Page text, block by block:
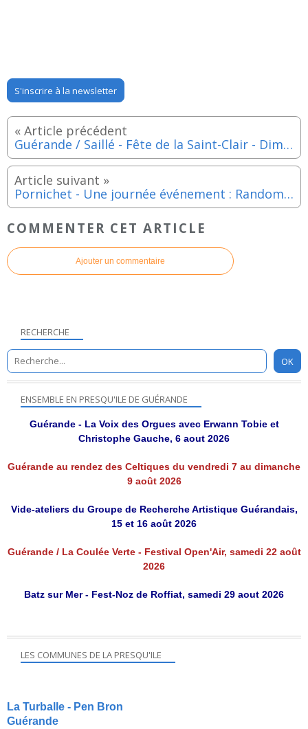
S'inscrire à la newsletter
Guérande / Saillé - Fête de la Saint-Clair - Dimanche 12 octobre 2025
Pornichet - Une journée événement : Randomania, dédiée à la découverte de la randonnée - Dimanche 12 octobre 2025
COMMENTER CET ARTICLE
Ajouter un commentaire
RECHERCHE
ENSEMBLE EN PRESQU'ILE DE GUÉRANDE
Guérande - La Voix des Orgues avec Erwann Tobie et
Christophe Gauche, 6 aout 2026
Guérande au rendez des Celtiques du vendredi 7 au dimanche
9 août 2026
Vide-ateliers du Groupe de Recherche Artistique Guérandais,
15 et 16 août 2026
Guérande / La Coulée Verte - Festival Open'Air, samedi 22 août
2026
Batz sur Mer - Fest-Noz de Roffiat, samedi 29 aout 2026
LES COMMUNES DE LA PRESQU'ILE
La Turballe - Pen Bron
Guérande